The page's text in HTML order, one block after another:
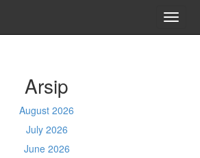
Arsip
August 2026
July 2026
June 2026